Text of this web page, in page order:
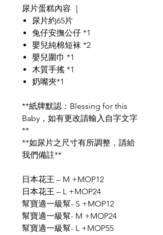
尿片蛋糕內容 ｜
尿片約65片
兔仔安撫公仔 *1
嬰兒純棉短袜 *2
嬰兒圍巾 *1
木質手搖 *1
奶嘴夾*1
**紙牌默認：Blessing for this
Baby，如有更改請輸入自字文字
**
**如尿片之尺寸有所調整，請給
我們備註**
日本花王 – M +MOP12
日本花王 – L +MOP24
幫寶適一級幫- S +MOP12
幫寶適一級幫- M +MOP24
幫寶適一級幫- L +MOP55